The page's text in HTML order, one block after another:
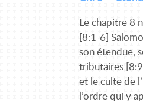
Le chapitre 8
[8:1-6]
son étendue,
tributaires
et le culte de
l’ordre qui y